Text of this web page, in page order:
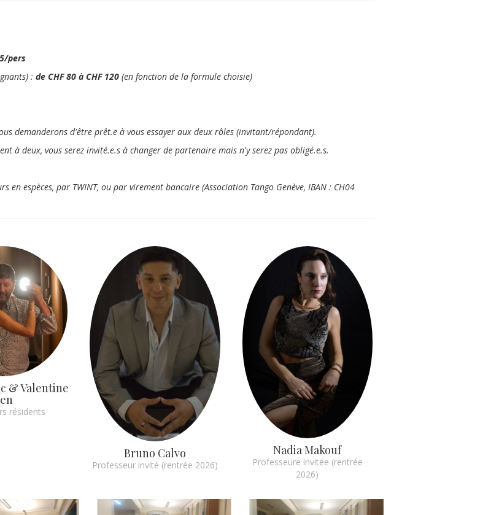
pers
: de CHF 80 à CHF 120 (en fonction de la formule choisie)
demanderons d'être prêt.e à vous essayer aux deux rôles (invitant/répondant).
à deux, vous serez invité.e.s à changer de partenaire mais n'y serez pas obligé.e.s.
en espèces, par TWINT, ou par virement bancaire (Association Tango Genève, IBAN : CH04
& Valentine
résidents
Bruno Calvo
Professeur invité (rentrée 2026)
Nadia Makouf
Professeure invitée (rentrée
2026)